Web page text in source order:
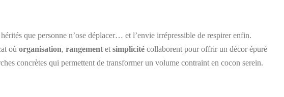
que personne n’ose déplacer… et l’envie irrépressible de respirer enfin.
où organisation, rangement et simplicité collaborent pour offrir un décor épuré
concrètes qui permettent de transformer un volume contraint en cocon serein.